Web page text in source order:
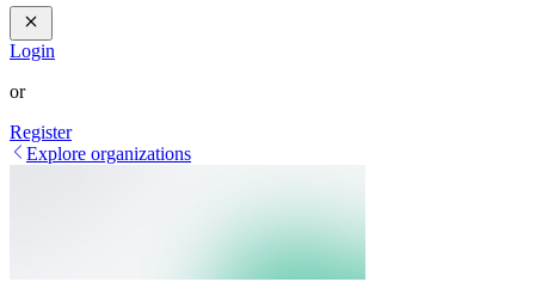
Login
or
Register
Explore organizations